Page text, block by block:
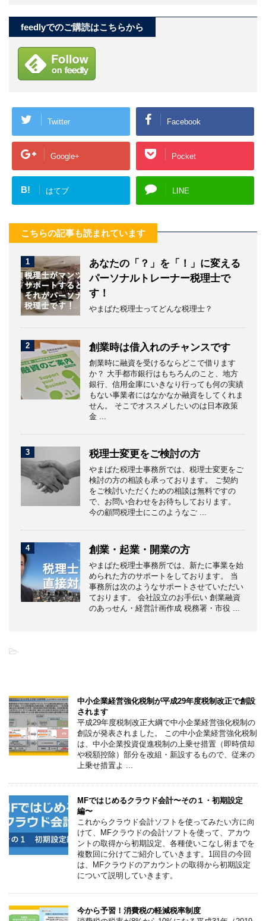
feedlyでのご購読はこちらから
Twitter Facebook
Google+ Pocket
B! はてブ LINE
こちらの記事も読まれています
1
あなたの「？」を「！」に変える
パーソナルトレーナー税理士で
す！
やまばた税理士ってどんな税理士？
2 創業時は借入れのチャンスです
創業時に融資を受けるならどこで借ります
か？ 大手都市銀行はもちろんのこと、地方
銀行、信用金庫にいきなり行っても何の実績
もない事業者にはなかなか融資をしてくれま
せん。 そこでオススメしたいのは日本政策
金 ...
3 税理士変更をご検討の方
やまばた税理士事務所では、税理士変更をご
検討の方の相談も承っております。 ご契約
をご検討いただくための相談は無料ですの
で、お問い合わせをお待ちしております。
今の顧問税理士にこのようなご ...
4 創業・起業・開業の方
やまばた税理士事務所では、新たに事業を始
められた方のサポートをしております。 当
事務所は次のようなサポートさせていただい
ております。 会社設立のお手伝い 創業融資
のあっせん・経営計画作成 税務署・市役 ...
-
中小企業経営強化税制が平成29年度税制改正で創設
されます
平成29年度税制改正大綱で中小企業経営強化税制の
創設が発表されました。 この中小企業経営強化税制
は、中小企業投資促進税制の上乗せ措置（即時償却
や税額控除）部分を改組・新設するもので、従来の
上乗せ措置よ ...
MFではじめるクラウド会計〜その１・初期設定
編〜
これからクラウド会計ソフトを使ってみたい方に向
けて、MFクラウドの会計ソフトを使って、アカウ
ントの取得から初期設定、各種使いこなし術までを
複数回に分けてご紹介していきます。1回目の今回
は、MFクラウドのアカウントの取得から初期設定
について説明していきます。
今から予習！消費税の軽減税率制度